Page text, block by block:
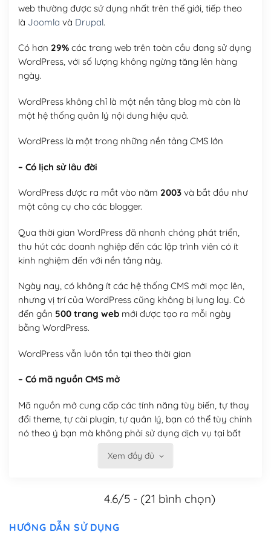
web thường được sử dụng nhất trên thế giới, tiếp theo
là Joomla và Drupal.
Có hơn 29%các trang web trên toàn cầu đang sử dụng
WordPress, với số lượng không ngừng tăng lên hàng
ngày.
WordPress không chỉ là một nền tảng blog mà còn là
một hệ thống quản lý nội dung hiệu quả.
WordPress là một trong những nền tảng CMS lớn
– Có lịch sử lâu đời
WordPress được ra mắt vào năm 2003và bắt đầu như
một công cụ cho các blogger.
Qua thời gian WordPress đã nhanh chóng phát triển,
thu hút các doanh nghiệp đến các lập trình viên có ít
kinh nghiệm đến với nền tảng này.
Ngày nay, có không ít các hệ thống CMS mới mọc lên,
nhưng vị trí của WordPress cũng không bị lung lay. Có
đến gần 500 trang webmới được tạo ra mỗi ngày
bằng WordPress.
WordPress vẫn luôn tồn tại theo thời gian
– Có mã nguồn CMS mở
Mã nguồn mở cung cấp các tính năng tùy biến, tự thay
đổi theme, tự cài plugin, tự quản lý, bạn có thể tùy chỉnh
nó theo ý bạn mà không phải sử dụng dịch vụ tại bất
Xem đầy đủ
4.6/5 - (21 bình chọn)
HƯỚNG DẪN SỬ DỤNG